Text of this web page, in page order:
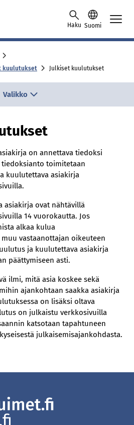
Haku Suomi
kuulutukset Julkiset kuulutukset
Valikko
on annettava tiedoksi
toimitetaan
kuulutettava asiakirja
asiakirja ovat nähtävillä
14 vuorokautta. Jos
alkaa kulua
vastaanottajan oikeuteen
ja kuulutettava asiakirja
päättymiseen asti.
ilmi, mitä asia koskee sekä
ajankohtaan saakka asiakirja
on lisäksi oltava
on julkaistu verkkosivuilla
katsotaan tapahtuneen
julkaisemisajankohdasta.